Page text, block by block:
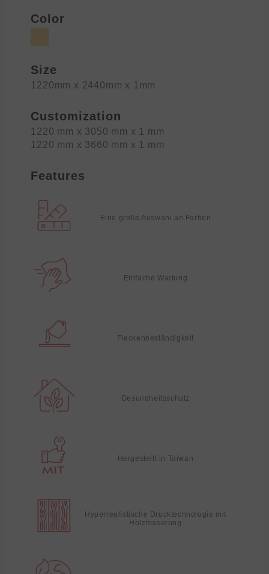
Color
Size
1220mm x 2440mm x 1mm
Customization
1220 mm x 3050 mm x 1 mm
1220 mm x 3660 mm x 1 mm
Features
Eine große Auswahl an Farben
Einfache Wartung
Fleckenbeständigkeit
Gesundheitsschutz
Hergestellt in Taiwan
Hyperrealistische Drucktechnologie mit
Holzmaserung